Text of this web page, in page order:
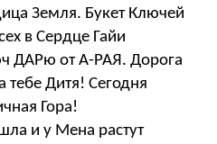
Земля. Букет Ключей
в Сердце Гайи
ДАРю от А-РАЯ. Дорога
тебе Дитя! Сегодня
Гора!
и у Мена растут